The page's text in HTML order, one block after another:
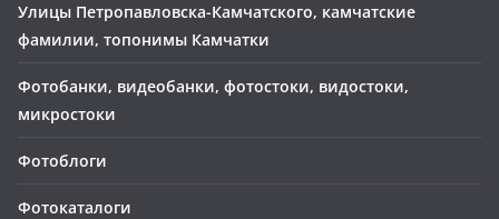
Улицы Петропавловска-Камчатского, камчатские
фамилии, топонимы Камчатки
Фотобанки, видеобанки, фотостоки, видостоки,
микростоки
Фотоблоги
Фотокаталоги